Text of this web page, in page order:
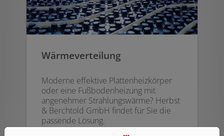
Wärmeverteilung
Moderne effektive Plattenheizkörper
oder eine Fußbodenheizung mit
angenehmer Strahlungswärme? Herbst
& Berchtold GmbH findet für Sie die
passende Lösung.